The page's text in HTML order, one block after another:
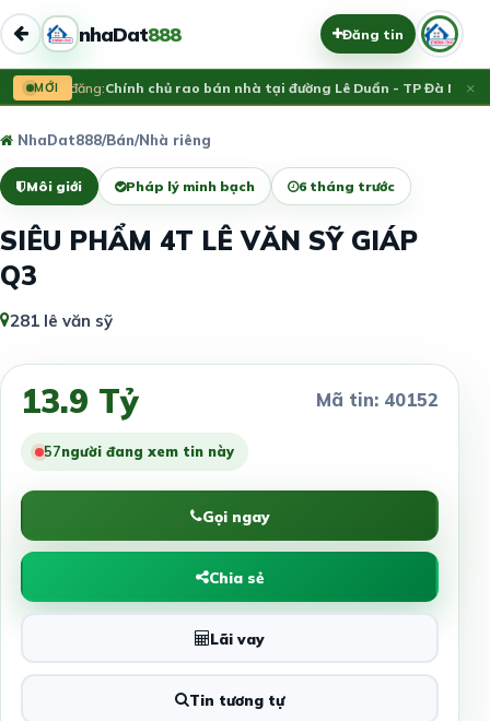
nhaDat888 Đăng tin
MỚI
Vừa đăng:Chính chủ rao bán nhà tại đường Lê Duẩn - TP Đà Nẵng;
×
NhaDat888/Bán/Nhà riêng
Môi giới Pháp lý minh bạch 6 tháng trước
SIÊU PHẨM 4T LÊ VĂN SỸ GIÁP
Q3
281 lê văn sỹ
13.9 Tỷ Mã tin: 40152
57người đang xem tin này
Gọi ngay
Chia sẻ
Lãi vay
Tin tương tự